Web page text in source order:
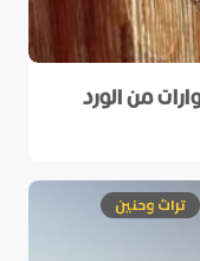
من الورد
تراث وحنين